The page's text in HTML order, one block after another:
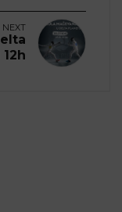
NEXT